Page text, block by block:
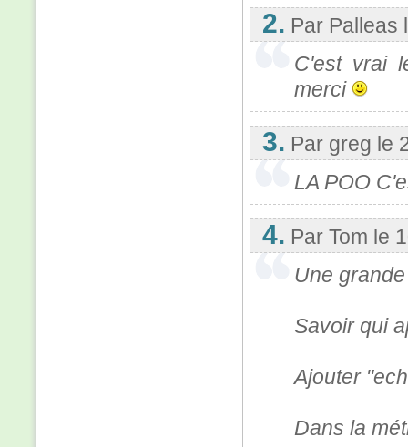
2. Par Palleas
C'est vrai
merci
3. Par greg le
LA POO
4. Par Tom le
Une
Savoir qui
Ajouter
Dans la